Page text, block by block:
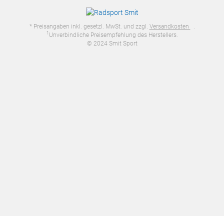
* Preisangaben inkl. gesetzl. MwSt. und zzgl. Versandkosten .
1 Unverbindliche Preisempfehlung des Herstellers.
© 2024 Smit Sport